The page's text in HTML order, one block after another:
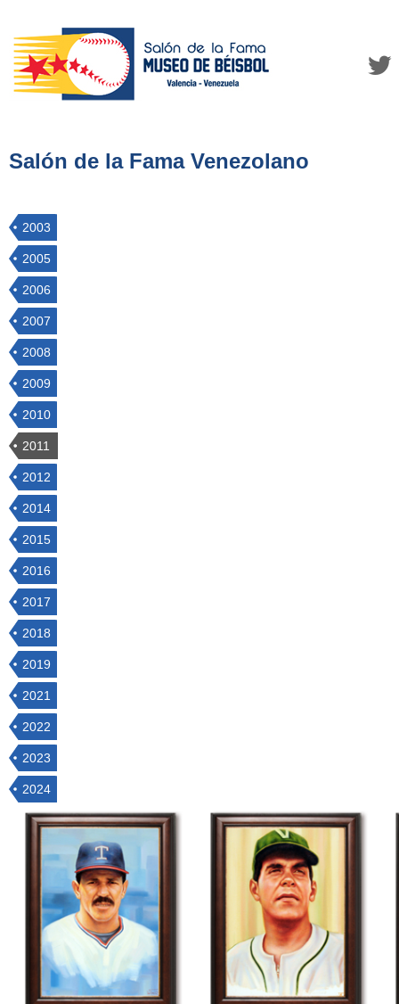
Salón de la Fama Venezolano
2003
2005
2006
2007
2008
2009
2010
2011
2012
2014
2015
2016
2017
2018
2019
2021
2022
2023
2024